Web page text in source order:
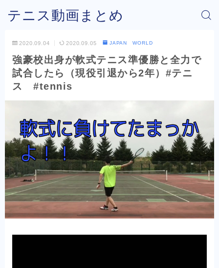
テニス動画まとめ
2020.09.04 2020.09.05 JAPAN WORLD
強豪校出身が軟式テニス準優勝と全力で
試合したら（現役引退から2年）#テニ
ス #tennis